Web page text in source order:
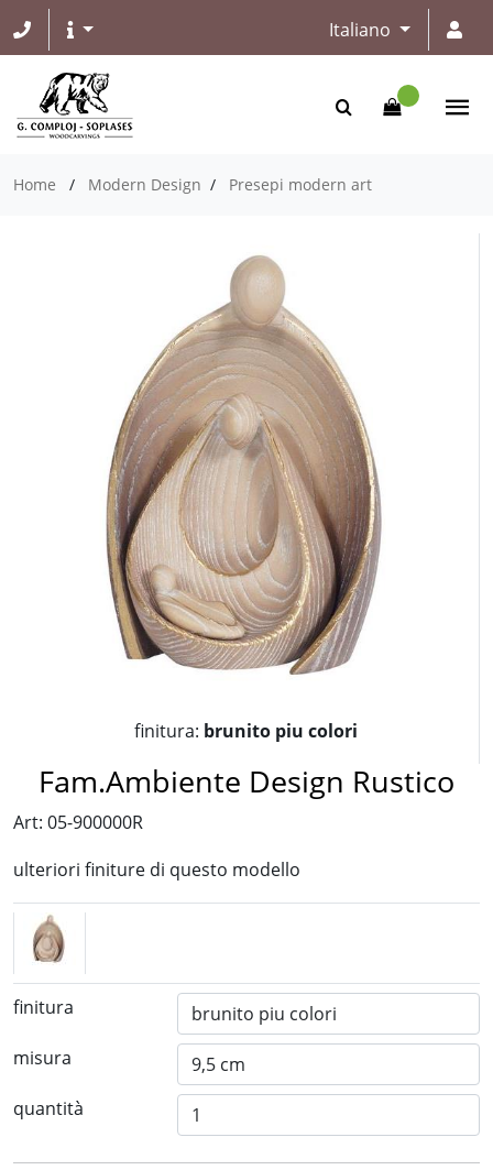
Italiano
Home / Modern Design / Presepi modern art
finitura: brunito piu colori
Fam.Ambiente Design Rustico
Art: 05-900000R
ulteriori finiture di questo modello
finitura
misura
quantità